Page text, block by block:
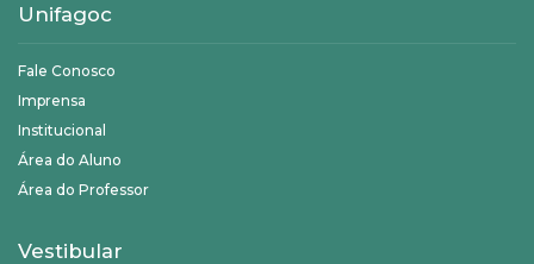
Unifagoc
Fale Conosco
Imprensa
Institucional
Área do Aluno
Área do Professor
Vestibular